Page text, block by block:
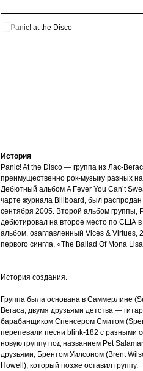
История
Panic! At the Disco — группа из Лас-
преимущественно рок-музыку разных
Дебютный альбом A Fever You Can’t
чарте журнала Billboard, был
сентября 2005. Второй альбом группы,
дебютировал на второе место по США
альбом, озаглавленный Vices & Virtues,
первого сингла, «The Ballad Of Mona
История создания.
Группа была основана в Саммерлине
Вегаса, двумя друзьями детства —
барабанщиком Спенсером Смитом
перепевали песни blink-182 с разными
новую группу под названием Pet
друзьями, Брентом Уилсоном (Brent
Howell), который позже оставил группу.